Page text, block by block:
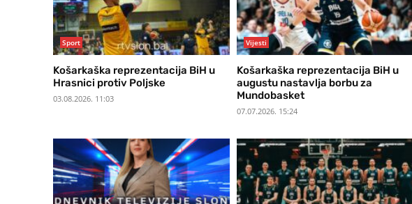
Sport
Košarkaška reprezentacija BiH u
Hrasnici protiv Poljske
03.08.2026. 11:03
Vijesti
Košarkaška reprezentacija BiH u
augustu nastavlja borbu za
Mundobasket
07.07.2026. 15:24